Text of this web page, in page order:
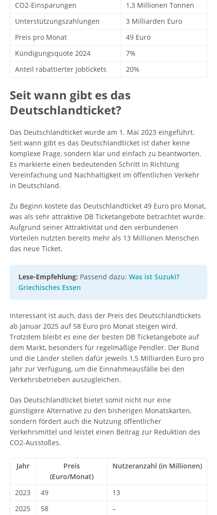
CO2-Einsparungen
1,3 Millionen Tonnen
Unterstützungszahlungen
3 Milliarden Euro
Preis pro Monat
49 Euro
Kündigungsquote 2024
7%
Anteil rabattierter Jobtickets
20%
Seit wann gibt es das
Deutschlandticket?
Das Deutschlandticket wurde am 1. Mai 2023 eingeführt.
Seit wann gibt es das Deutschlandticket ist daher keine
komplexe Frage, sondern klar und einfach zu beantworten.
Es markierte einen bedeutenden Schritt in Richtung
Vereinfachung und Nachhaltigkeit im öffentlichen Verkehr
in Deutschland.
Zu Beginn kostete das Deutschlandticket 49 Euro pro Monat,
was als sehr attraktive DB Ticketangebote betrachtet wurde.
Aufgrund seiner Attraktivität und den verbundenen
Vorteilen nutzten bereits mehr als 13 Millionen Menschen
das neue Ticket.
Lese-Empfehlung: Passend dazu: Was ist Suzuki?
Griechisches Essen
Interessant ist auch, dass der Preis des Deutschlandtickets
ab Januar 2025 auf 58 Euro pro Monat steigen wird.
Trotzdem bleibt es eine der besten DB Ticketangebote auf
dem Markt, besonders für regelmäßige Pendler. Der Bund
und die Länder stellen dafür jeweils 1,5 Milliarden Euro pro
Jahr zur Verfügung, um die Einnahmeausfälle bei den
Verkehrsbetrieben auszugleichen.
Das Deutschlandticket bietet somit nicht nur eine
günstigere Alternative zu den bisherigen Monatskarten,
sondern fördert auch die Nutzung öffentlicher
Verkehrsmittel und leistet einen Beitrag zur Reduktion des
CO2-Ausstoßes.
Jahr
Preis
(Euro/Monat)
Nutzeranzahl (in Millionen)
2023 49
13
2025
58 –